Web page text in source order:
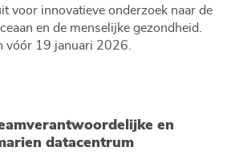
voor innovatieve onderzoek naar de
en de menselijke gezondheid.
vóór 19 januari 2026.
en
datacentrum